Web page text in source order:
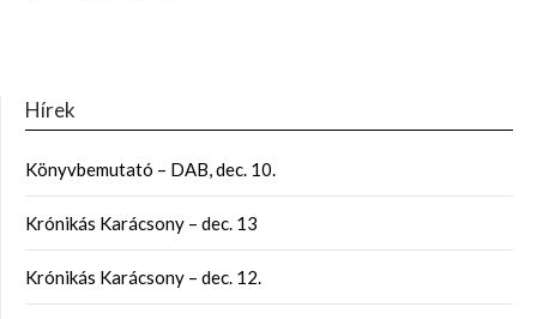
Hírek
Könyvbemutató – DAB, dec. 10.
Krónikás Karácsony – dec. 13
Krónikás Karácsony – dec. 12.